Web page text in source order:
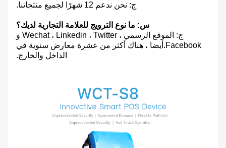
ج: نحن ندعم 12 شهرًا لجميع منتجاتنا.
س: ما نوع الترويج للعلامة التجارية لديك؟
ج: الموقع الرسمي ، Wechat ، Linkedin ، Twitter و
Facebook.أيضا ، هناك أكثر من عشرة معارض سنوية في
الداخل والخارج.